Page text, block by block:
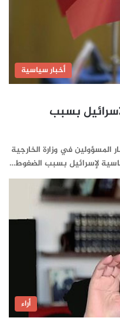
أخبار سياسية
بسبب
المسؤولين في وزارة الخارجية
لإسرائيل بسبب الضغوط…
أراء